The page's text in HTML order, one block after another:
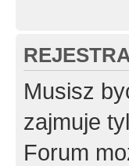
Musisz
zajmuje
Forum